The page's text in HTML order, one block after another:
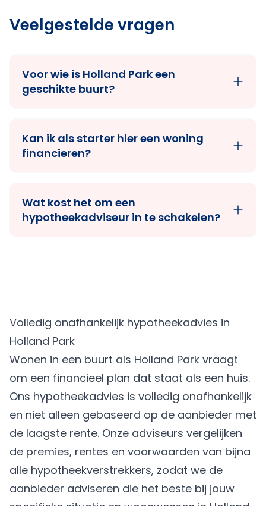
Veelgestelde vragen
Voor wie is Holland Park een
geschikte buurt?
Kan ik als starter hier een woning
financieren?
Wat kost het om een
hypotheekadviseur in te schakelen?
Volledig onafhankelijk hypotheekadvies in
Holland Park
Wonen in een buurt als Holland Park vraagt
om een financieel plan dat staat als een huis.
Ons hypotheekadvies is volledig onafhankelijk
en niet alleen gebaseerd op de aanbieder met
de laagste rente. Onze adviseurs vergelijken
de premies, rentes en voorwaarden van bijna
alle hypotheekverstrekkers, zodat we de
aanbieder adviseren die het beste bij jouw